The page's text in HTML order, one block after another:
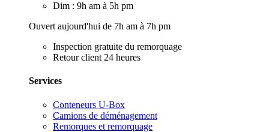
Dim : 9h am à 5h pm
Ouvert aujourd'hui de 7h am à 7h pm
Inspection gratuite du remorquage
Retour client 24 heures
Services
Conteneurs U-Box
Camions de déménagement
Remorques et remorquage